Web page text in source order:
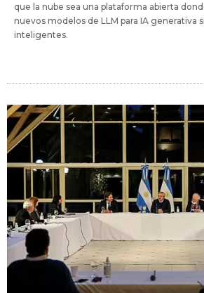
que la nube sea una plataforma abierta
nuevos modelos de LLM para IA generativa
inteligentes.